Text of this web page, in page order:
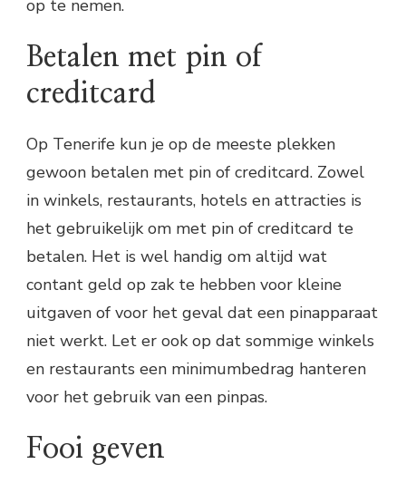
op te nemen.
Betalen met pin of
creditcard
Op Tenerife kun je op de meeste plekken
gewoon betalen met pin of creditcard. Zowel
in winkels, restaurants, hotels en attracties is
het gebruikelijk om met pin of creditcard te
betalen. Het is wel handig om altijd wat
contant geld op zak te hebben voor kleine
uitgaven of voor het geval dat een pinapparaat
niet werkt. Let er ook op dat sommige winkels
en restaurants een minimumbedrag hanteren
voor het gebruik van een pinpas.
Fooi geven